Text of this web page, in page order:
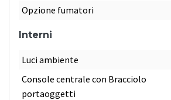
Opzione fumatori
Interni
Luci ambiente
Console centrale con Bracciolo
portaoggetti